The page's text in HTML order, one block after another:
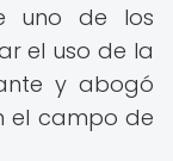
uno de los
el uso de la
y abogó
el campo de